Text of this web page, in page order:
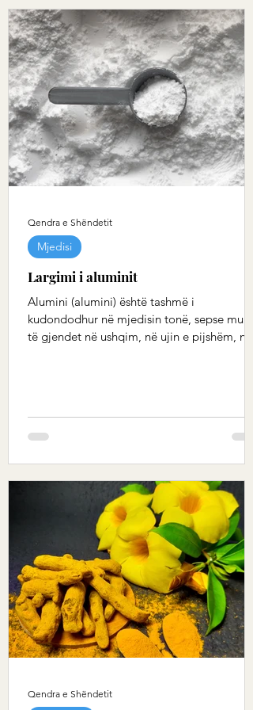
Largimi i aluminit
Alumini (alumini) është tashmë i
kudondodhur në mjedisin tonë, sepse mund
të gjendet në ushqim, në ujin e pijshëm, në
Mjedisi
Qendra e Shëndetit
Qendra e Shëndetit